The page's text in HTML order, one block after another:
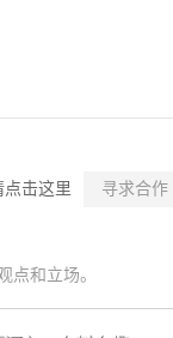
点击这里 寻求合作
点和立场。